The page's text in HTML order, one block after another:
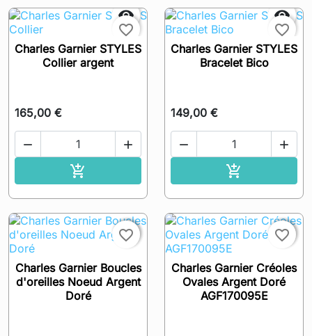

favorite_border
Charles Garnier STYLES
Collier argent
165,00 €
 


favorite_border
Charles Garnier STYLES
Bracelet Bico
149,00 €
 


favorite_border
Charles Garnier Boucles
d'oreilles Noeud Argent
Doré

favorite_border
Charles Garnier Créoles
Ovales Argent Doré
AGF170095E